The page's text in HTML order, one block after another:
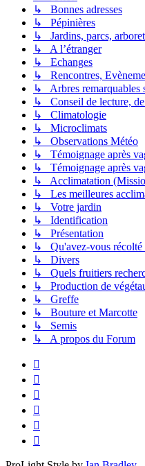
↳ Bonnes adresses
↳ Pépinières
↳ Jardins, parcs,
↳ A l’étranger
↳ Echanges
↳ Rencontres,
↳ Arbres remarquables
↳ Conseil de lecture,
↳ Climatologie
↳ Microclimats
↳ Observations Météo
↳ Témoignage après
↳ Témoignage après
↳ Acclimatation
↳ Les meilleures
↳ Votre jardin
↳ Identification
↳ Présentation
↳ Qu'avez-vous récolté
↳ Divers
↳ Quels fruitiers
↳ Production de
↳ Greffe
↳ Bouture et Marcotte
↳ Semis
↳ A propos du Forum